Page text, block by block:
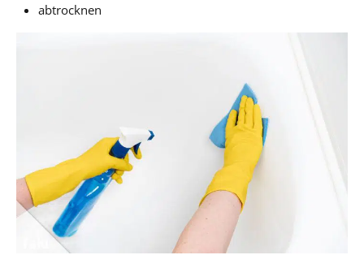
abtrocknen